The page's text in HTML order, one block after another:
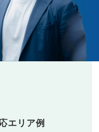
エリア例